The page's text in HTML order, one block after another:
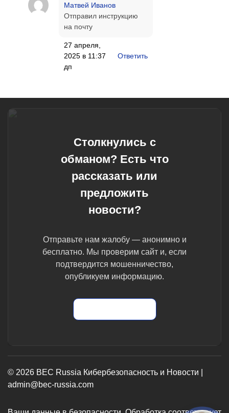
Матвей Иванов
Отправил инструкцию
на почту
27 апреля,
2025 в 11:37
дп
Ответить
Столкнулись с
обманом? Есть что
рассказать или
предложить
новости?
Отправьте нам жалобу — анонимно и
бесплатно. Мы проверим сайт и, если
подтвердится мошенничество,
опубликуем информацию.
© 2026 BEC Russia Кибербезопасность и Новости |
admin@bec-russia.com